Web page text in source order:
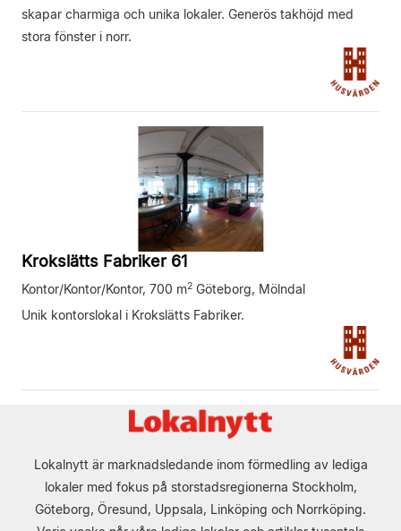
skapar charmiga och unika lokaler. Generös takhöjd med
stora fönster i norr.
Krokslätts Fabriker 61
Kontor/Kontor/Kontor, 700 m2 Göteborg, Mölndal
Unik kontorslokal i Krokslätts Fabriker.
Lokalnytt är marknadsledande inom förmedling av lediga
lokaler med fokus på storstadsregionerna Stockholm,
Göteborg, Öresund, Uppsala, Linköping och Norrköping.